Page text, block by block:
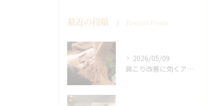
最近の投稿 Recent Posts
2026/05/09
肩こり改善に効くアロマリンパの手技と効果